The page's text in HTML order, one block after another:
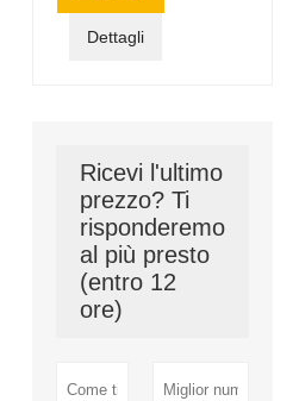
Dettagli
Ricevi l'ultimo
prezzo? Ti
risponderemo
al più presto
(entro 12
ore)